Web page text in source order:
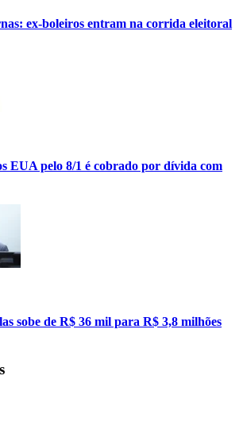
ex-boleiros entram na corrida eleitoral
EUA pelo 8/1 é cobrado por dívida com
sobe de R$ 36 mil para R$ 3,8 milhões